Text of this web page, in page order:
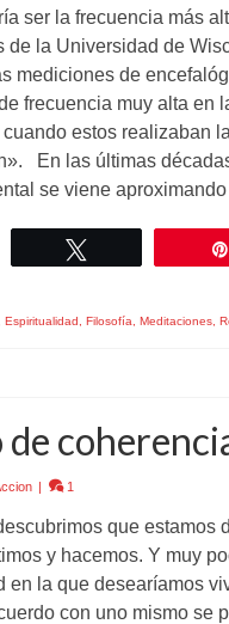
ser la frecuencia más
de la Universidad de
mediciones de
frecuencia muy alta en
estos realizaban
En las últimas
se viene
Espiritualidad Filosofía Meditaciones,
| 1
que estamos
y hacemos. Y muy
en la que desearíamos
con uno mismo se